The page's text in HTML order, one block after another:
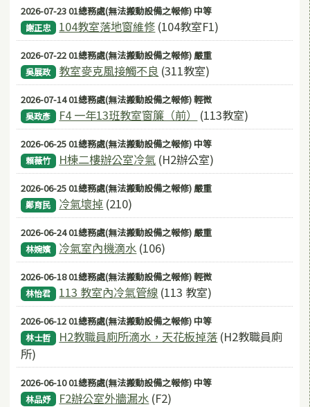
2026-07-23 01總務處(無法搬動設備之報修) 中等
謝正忠 104教室落地窗維修 (104教室F1)
2026-07-22 01總務處(無法搬動設備之報修) 嚴重
吳展政 教室麥克風接觸不良 (311教室)
2026-07-14 01總務處(無法搬動設備之報修) 輕微
吳政彥 F4 一年13班教室窗簾（前） (113教室)
2026-06-25 01總務處(無法搬動設備之報修) 中等
賴薇竹 H棟二樓辦公室冷氣 (H2辦公室)
2026-06-25 01總務處(無法搬動設備之報修) 嚴重
鄭育民 冷氣壞掉 (210)
2026-06-24 01總務處(無法搬動設備之報修) 嚴重
林婉嬪 冷氣室內機滴水 (106)
2026-06-18 01總務處(無法搬動設備之報修) 輕微
林怡君 113 教室內冷氣管線 (113 教室)
2026-06-12 01總務處(無法搬動設備之報修) 中等
林士哲 H2教職員廁所滴水，天花板掉落 (H2教職員廁
所)
2026-06-10 01總務處(無法搬動設備之報修) 中等
林品妤 F2辦公室外牆漏水 (F2)